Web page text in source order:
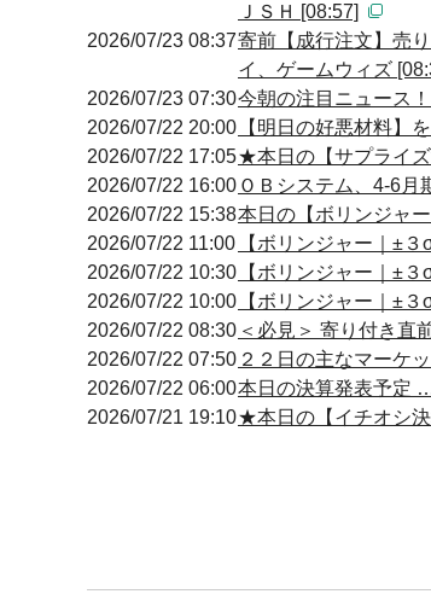
ＪＳＨ [08:57]
2026/07/23 08:37寄前【成行注文】売
イ、ゲームウィズ
2026/07/23 07:30今朝の注目ニュース
2026/07/22 20:00 【明日の好悪材料】
2026/07/22 17:05★本日の【サプライ
2026/07/22 16:00 ＯＢシステム、4-6月
2026/07/22 15:38本日の【ボリンジャ
2026/07/22 11:00
【ボリンジャー｜±
2026/07/22 10:30 【ボリンジャー｜±
2026/07/22 10:00 【ボリンジャー｜±
2026/07/22 08:30 ＜必見＞ 寄り付き直
2026/07/22 07:50 ２２日の主なマーケ
2026/07/22 06:00本日の決算発表予定
2026/07/21 19:10★本日の【イチオシ